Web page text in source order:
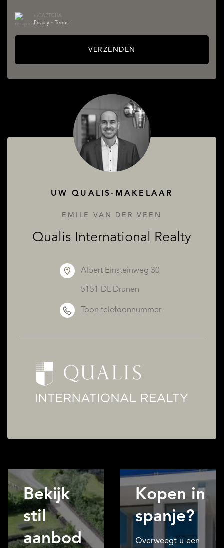
reCAPTCHA
Privacy • Terms
VERZENDEN
UW QUALIS-MAKELAAR
EMILE VAN DER VEEN
Qualis International Realty
Albert Einsteinweg 30
5151 DL Drunen
Toon telefoonnummer
Bekijk
stil
aanbod
Kopen in
spanje?
Overweegt u een
OVER QUALIS